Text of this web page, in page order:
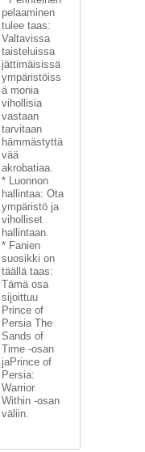
pelaaminen
tulee taas:
Valtavissa
taisteluissa
jättimäisissä
ympäristöiss
ä monia
vihollisia
vastaan
tarvitaan
hämmästyttä
vää
akrobatiaa.
* Luonnon
hallintaa: Ota
ympäristö ja
viholliset
hallintaan.
* Fanien
suosikki on
täällä taas:
Tämä osa
sijoittuu
Prince of
Persia The
Sands of
Time -osan
jaPrince of
Persia:
Warrior
Within -osan
väliin.